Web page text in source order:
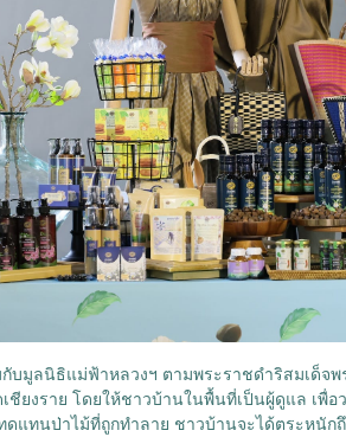
ลนิธิแม่ฟ้าหลวงฯ ตามพระราชดำริสมเด็จพ
งราย โดยให้ชาวบ้านในพื้นที่เป็นผู้ดูแล เพื่
ทนป่าไม้ที่ถูกทำลาย ชาวบ้านจะได้ตระหนั